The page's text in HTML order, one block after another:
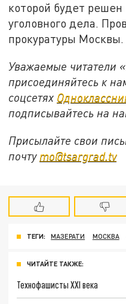
которой будет
уголовного дела.
прокуратуры Москвы.
Уважаемые читатели
присоединяйтесь к
соцсетях
подписывайтесь на
Присылайте свои
почту mo@tsargrad.tv
ТЕГИ: МАЗЕРАТИ МОСКВА
ЧИТАЙТЕ ТАКЖЕ:
Технофашисты XXI века